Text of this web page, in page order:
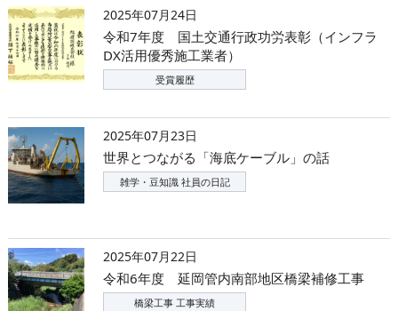
2025年07月24日
令和7年度 国土交通行政功労表彰（インフラ
DX活用優秀施工業者）
受賞履歴
2025年07月23日
世界とつながる「海底ケーブル」の話
雑学・豆知識 社員の日記
2025年07月22日
令和6年度 延岡管内南部地区橋梁補修工事
橋梁工事 工事実績